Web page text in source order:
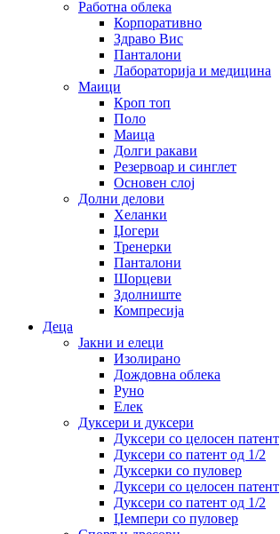
Работна облека
Корпоративно
Здраво Вис
Панталони
Лабораторија и медицина
Маици
Кроп топ
Поло
Маица
Долги ракави
Резервоар и синглет
Основен слој
Долни делови
Хеланки
Џогери
Тренерки
Панталони
Шорцеви
Здолниште
Компресија
Деца
Јакни и елеци
Изолирано
Дождовна облека
Руно
Елек
Дуксери и дуксери
Дуксери со целосен патент
Дуксери со патент од 1/2
Дуксерки со пуловер
Дуксери со целосен патент
Дуксери со патент од 1/2
Џемпери со пуловер